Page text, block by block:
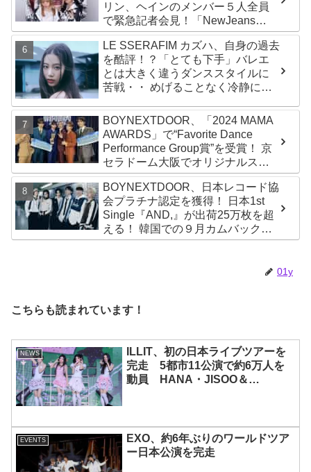
リン、ヘインのメンバー５人全員
で緊急記者会見！「NewJeans
never dies!」と微笑みの宣言！
ADOR側、2029年まで契約有効と
主張
LE SSERAFIM カズハ、自身の過去
を酷評！？「とても下手」バレエ
とは大きく違うダンススタイルに
苦戦・・ めげることなく冷静に努
BOYNEXTDOOR、「2024 MAMA
AWARDS」で“Favorite Dance
Performance Group賞”を受賞！ 京
セラドーム大阪でオリジナルステ
ージパフォーマンス披露！ 卒業パ
ーティーをコンセプトにスーツで
魅了【動画あり】
BOYNEXTDOOR、日本レコード協
会プラチナ認定を獲得！ 日本1st
Single『AND,』が出荷25万枚を超
える！ 韓国での９月カムバックも
決定
01y
こちらも読まれています！
NEWS
ILLIT、初の日本ライブツアーを
完走 5都市11公演で約6万人を
動員 HANA・JISOO＆
EVENTS
EXO、約6年ぶりのワールドツア
ー日本公演を完走